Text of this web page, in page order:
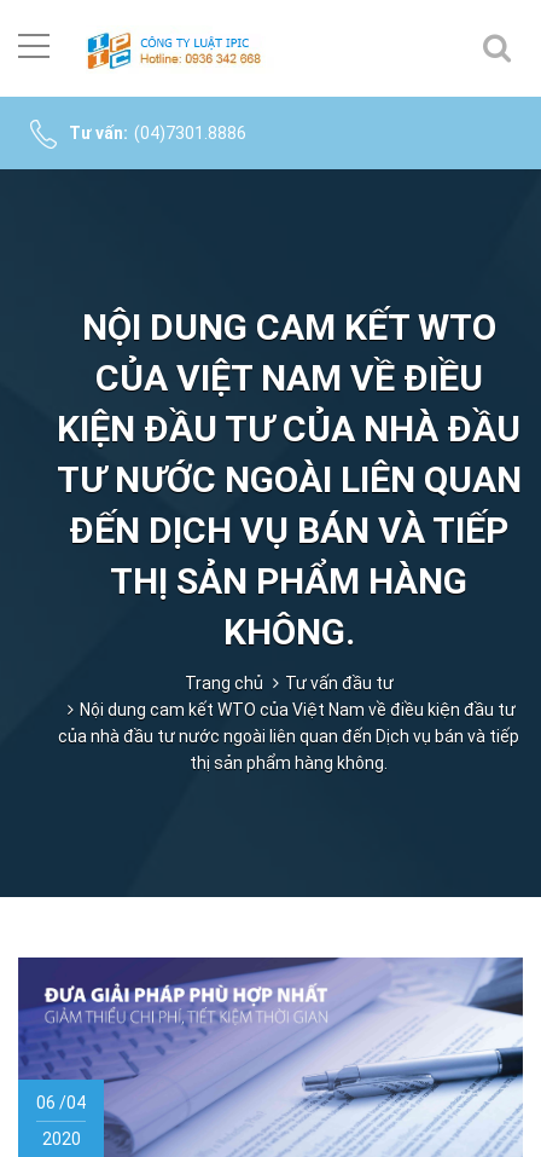
Tư vấn: (04)7301.8886
NỘI DUNG CAM KẾT WTO
CỦA VIỆT NAM VỀ ĐIỀU
KIỆN ĐẦU TƯ CỦA NHÀ ĐẦU
TƯ NƯỚC NGOÀI LIÊN QUAN
ĐẾN DỊCH VỤ BÁN VÀ TIẾP
THỊ SẢN PHẨM HÀNG
KHÔNG.
Trang chủ
Tư vấn đầu tư
Nội dung cam kết WTO của Việt Nam về điều kiện đầu tư
của nhà đầu tư nước ngoài liên quan đến Dịch vụ bán và tiếp
thị sản phẩm hàng không.
06 /04
2020